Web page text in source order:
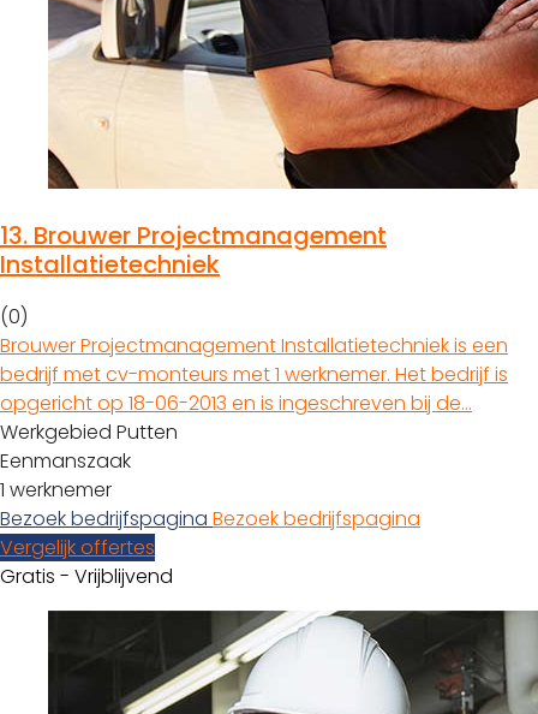
13. Brouwer Projectmanagement
Installatietechniek
(0)
Brouwer Projectmanagement Installatietechniek is een
bedrijf met cv-monteurs met 1 werknemer. Het bedrijf is
opgericht op 18-06-2013 en is ingeschreven bij de…
Werkgebied Putten
Eenmanszaak
1 werknemer
Bezoek bedrijfspagina Bezoek bedrijfspagina
Vergelijk offertes
Gratis - Vrijblijvend